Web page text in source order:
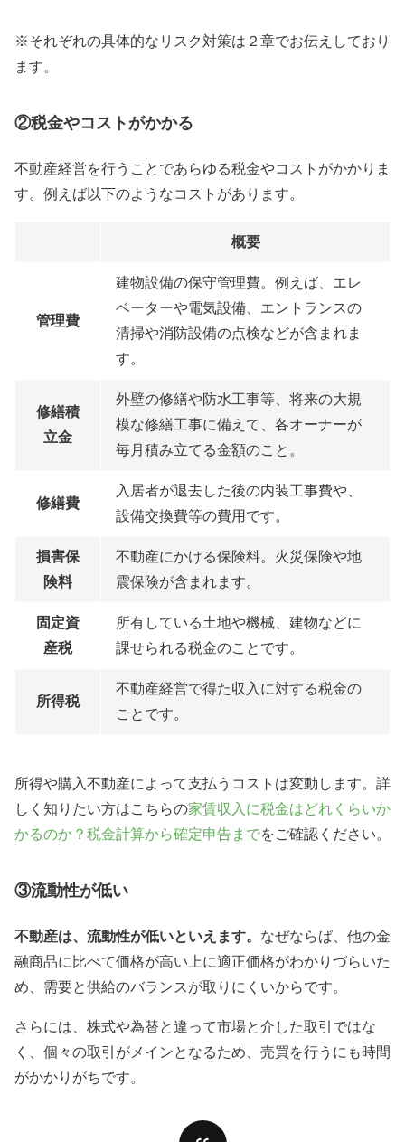
※それぞれの具体的なリスク対策は２章でお伝えしており
ます。
②税金やコストがかかる
不動産経営を行うことであらゆる税金やコストがかかりま
す。例えば以下のようなコストがあります。
概要
管理費
建物設備の保守管理費。例えば、エレ
ベーターや電気設備、エントランスの
清掃や消防設備の点検などが含まれま
す。
修繕積
立金
外壁の修繕や防水工事等、将来の大規
模な修繕工事に備えて、各オーナーが
毎月積み立てる金額のこと。
修繕費
入居者が退去した後の内装工事費や、
設備交換費等の費用です。
損害保
険料
不動産にかける保険料。火災保険や地
震保険が含まれます。
固定資
産税
所有している土地や機械、建物などに
課せられる税金のことです。
所得税
不動産経営で得た収入に対する税金の
ことです。
所得や購入不動産によって支払うコストは変動します。詳
しく知りたい方はこちらの家賃収入に税金はどれくらいか
かるのか？税金計算から確定申告までをご確認ください。
③流動性が低い
不動産は、流動性が低いといえます。 なぜならば、 他の金
融商品に比べて価格が高い上に適正価格がわかりづらいた
め 、需要と供給のバランスが取りにくいからです。
さらには、株式や為替と違って市場と介した取引ではな
く、個々の取引がメインとなるため、売買を行うにも時間
がかかりがちです。